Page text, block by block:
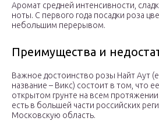
Аромат средней интенсивности,
ноты. С первого года посадки роза
небольшим перерывом.
Преимущества и
Важное достоинство розы Найт Аут
название – Викс) состоит в том, что
открытом грунте на всем
есть в большей части российских
Московскую область.